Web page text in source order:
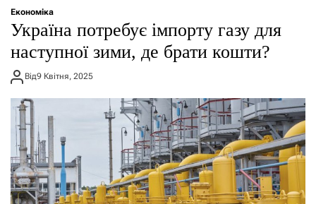
Економіка
Україна потребує імпорту газу для
наступної зими, де брати кошти?
Від9 Квітня, 2025